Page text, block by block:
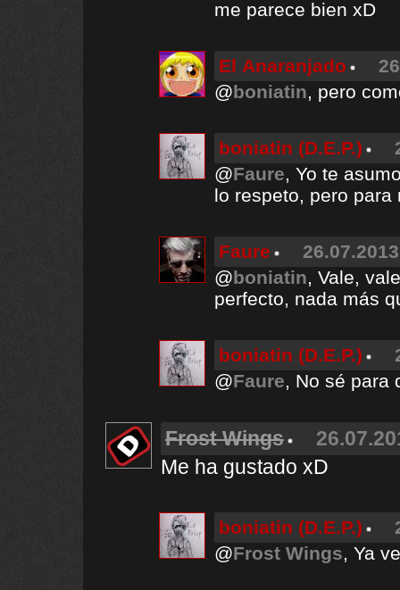
me parece bien xD
El Anaranjado
@boniatin, pero
boniatin (D.E.P.)
@Faure, Yo te
lo respeto, pero para
Faure
@boniatin, Vale,
perfecto, nada más
boniatin (D.E.P.)
@Faure, No sé para
Frost Wings
Me ha gustado xD
boniatin (D.E.P.)
@Frost Wings, Ya